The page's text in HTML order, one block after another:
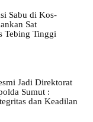
Sabu di Kos-
Sat
Tebing Tinggi
Jadi Direktorat
Sumut :
dan Keadilan